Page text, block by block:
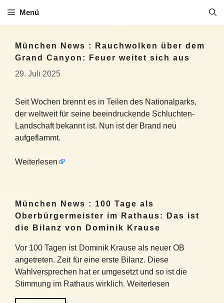
Inhalt
Menü
München News : Rauchwolken über dem
Grand Canyon: Feuer weitet sich aus
29. Juli 2025
Seit Wochen brennt es in Teilen des Nationalparks,
der weltweit für seine beeindruckende Schluchten-
Landschaft bekannt ist. Nun ist der Brand neu
aufgeflammt.
Weiterlesen
München News : 100 Tage als
Oberbürgermeister im Rathaus: Das ist
die Bilanz von Dominik Krause
Vor 100 Tagen ist Dominik Krause als neuer OB
angetreten. Zeit für eine erste Bilanz. Diese
Wahlversprechen hat er umgesetzt und so ist die
Stimmung im Rathaus wirklich. Weiterlesen